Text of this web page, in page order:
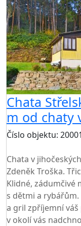
Chata
m od chaty
Číslo objektu:
Chata v
Zdeněk Troška.
Klidné, zádumčivé
s dětmi a
a gril zpříjemní
v okolí vás